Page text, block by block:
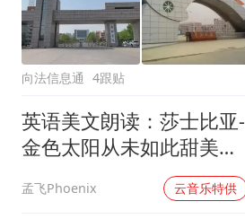
向法信息通 4跟贴
英语美文朗读：莎士比亚-
金色太阳从未如此甜美吻
孟飞Phoenix 云音乐特供